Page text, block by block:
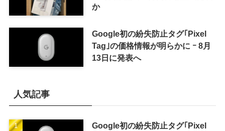
か
Google初の紛失防止タグ｢Pixel
Tag｣の価格情報が明らかに ｰ 8月
13日に発表へ
人気記事
Google初の紛失防止タグ｢Pixel